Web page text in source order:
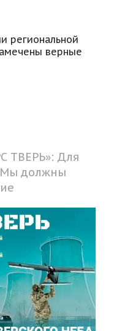
региональной
верные
ТВЕРЬ»: Для
Мы должны